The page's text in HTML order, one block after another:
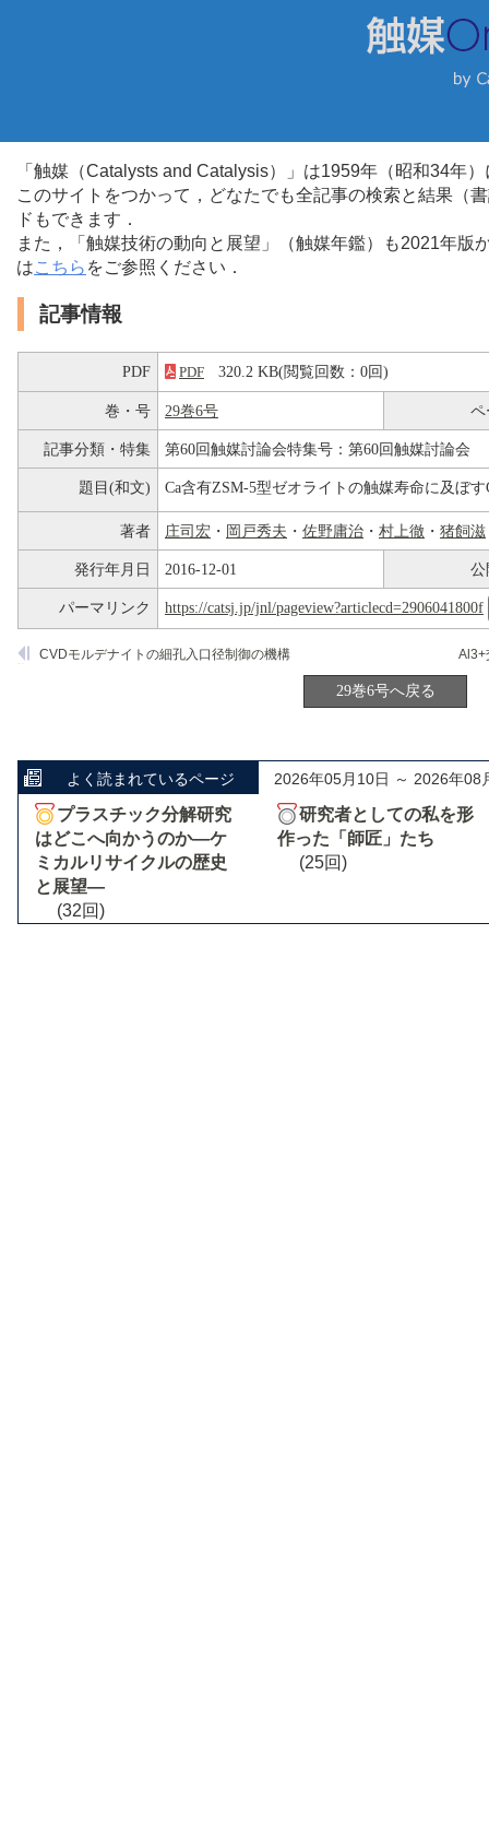
「触媒（Catalysts and Catalysis）」は1959年（昭和34年
このサイトをつかって，どなたでも全記事の検索と結果（
ドもできます．
また，「触媒技術の動向と展望」（触媒年鑑）も2021年
はこちら をご参照ください．
記事情報
PDF PDF 320.2 KB(閲覧回数：0回)
巻・号 29巻6号 ペ
記事分類・特集 第60回触媒討論会特集号：第60回触媒討論会
題目(和文) Ca含有ZSM-5型ゼオライトの触媒寿命に及ぼす
著者 庄司宏 ・ 岡戸秀夫 ・ 佐野庸治 ・ 村上徹 ・ 猪飼滋
発行年月日 2016-12-01 公
パーマリンク https://catsj.jp/jnl/pageview?articlecd=2906041800f
CVDモルデナイトの細孔入口径制御の機構
29巻6号へ戻る
よく読まれているページ 2026年05月10日 ～ 2026年08
プラスチック分解研究
はどこへ向かうのか―ケ
ミカルリサイクルの歴史
と展望―
(32回)
研究者としての私を形
作った「師匠」たち
(25回)